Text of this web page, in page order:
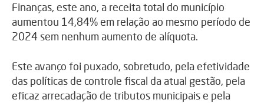
Finanças, este ano, a receita total do município
aumentou 14,84% em relação ao mesmo período de
2024 sem nenhum aumento de alíquota.
Este avanço foi puxado, sobretudo, pela efetividade
das políticas de controle fiscal da atual gestão, pela
eficaz arrecadação de tributos municipais e pela